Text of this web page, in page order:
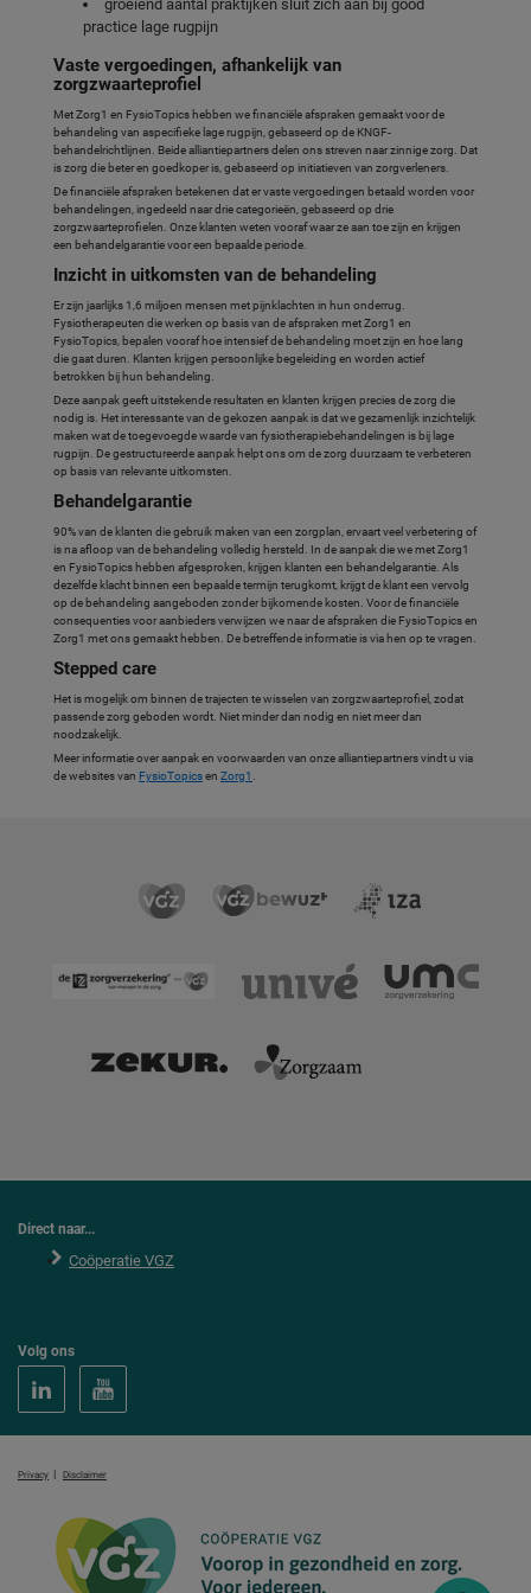
groeiend aantal praktijken sluit zich aan bij good
practice lage rugpijn
Vaste vergoedingen, afhankelijk van
zorgzwaarteprofiel
Met Zorg1 en FysioTopics hebben we financiële afspraken gemaakt voor de
behandeling van aspecifieke lage rugpijn, gebaseerd op de KNGF-
behandelrichtlijnen. Beide alliantiepartners delen ons streven naar zinnige zorg. Dat
is zorg die beter en goedkoper is, gebaseerd op initiatieven van zorgverleners.
De financiële afspraken betekenen dat er vaste vergoedingen betaald worden voor
behandelingen, ingedeeld naar drie categorieën, gebaseerd op drie
zorgzwaarteprofielen. Onze klanten weten vooraf waar ze aan toe zijn en krijgen
een behandelgarantie voor een bepaalde periode.
Inzicht in uitkomsten van de behandeling
Er zijn jaarlijks 1,6 miljoen mensen met pijnklachten in hun onderrug.
Fysiotherapeuten die werken op basis van de afspraken met Zorg1 en
FysioTopics, bepalen vooraf hoe intensief de behandeling moet zijn en hoe lang
die gaat duren. Klanten krijgen persoonlijke begeleiding en worden actief
betrokken bij hun behandeling.
Deze aanpak geeft uitstekende resultaten en klanten krijgen precies de zorg die
nodig is. Het interessante van de gekozen aanpak is dat we gezamenlijk inzichtelijk
maken wat de toegevoegde waarde van fysiotherapiebehandelingen is bij lage
rugpijn. De gestructureerde aanpak helpt ons om de zorg duurzaam te verbeteren
op basis van relevante uitkomsten.
Behandelgarantie
90% van de klanten die gebruik maken van een zorgplan, ervaart veel verbetering of
is na afloop van de behandeling volledig hersteld. In de aanpak die we met Zorg1
en FysioTopics hebben afgesproken, krijgen klanten een behandelgarantie. Als
dezelfde klacht binnen een bepaalde termijn terugkomt, krijgt de klant een vervolg
op de behandeling aangeboden zonder bijkomende kosten. Voor de financiële
consequenties voor aanbieders verwijzen we naar de afspraken die FysioTopics en
Zorg1 met ons gemaakt hebben. De betreffende informatie is via hen op te vragen.
Stepped care
Het is mogelijk om binnen de trajecten te wisselen van zorgzwaarteprofiel, zodat
passende zorg geboden wordt. Niet minder dan nodig en niet meer dan
noodzakelijk.
Meer informatie over aanpak en voorwaarden van onze alliantiepartners vindt u via
de websites van FysioTopicsen Zorg1 .
Direct naar...
Coöperatie VGZ
Volg ons
Privacy | Disclaimer